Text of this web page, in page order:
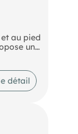
au pied
une
ce
détail